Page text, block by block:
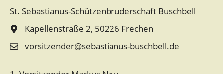
v
e
:
St. Sebastianus-Schützenbruderschaft Buschbell
Kapellenstraße 2, 50226 Frechen
vorsitzender@sebastianus-buschbell.de